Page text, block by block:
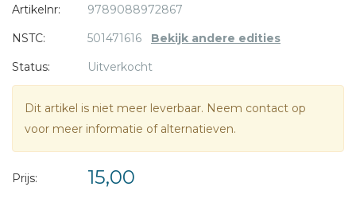
woordkeus zorgvuldig herzien.
Artikelnr:
9789088972867
NSTC:
501471616 Bekijk andere edities
Status:
Uitverkocht
Dit artikel is niet meer leverbaar. Neem contact op
voor meer informatie of alternatieven.
Prijs: 15,00